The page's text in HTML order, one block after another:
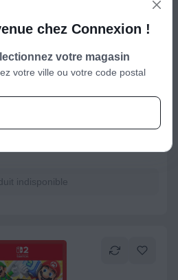
Legend of Zelda Breath of the
indisponible
chez Connexion !
votre magasin
votre ville ou votre code postal